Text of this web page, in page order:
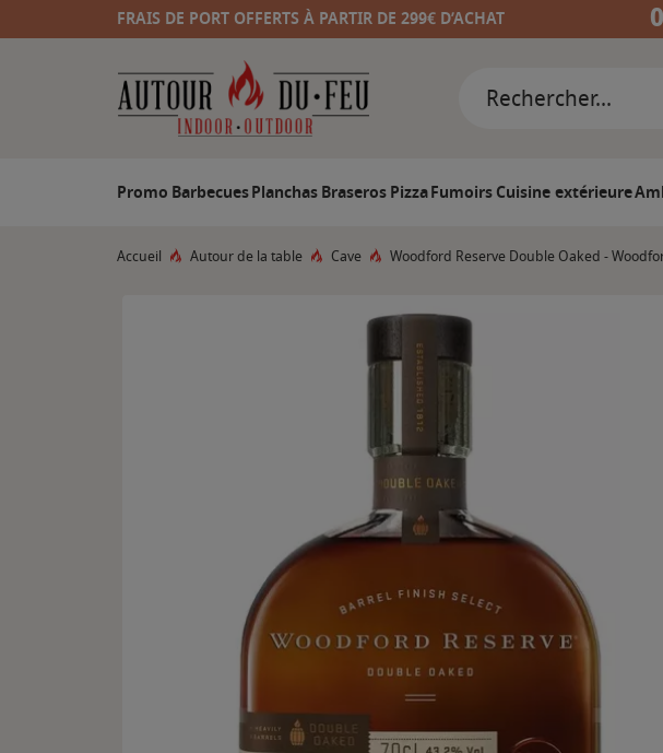
FRAIS DE PORT OFFERTS À PARTIR DE 299€ D’ACHAT
Promo BarbecuesPlanchasBraserosPizzaFumoirsCuisine extérieure
Accueil Autour de la table Cave Woodford Reserve Double Oaked -